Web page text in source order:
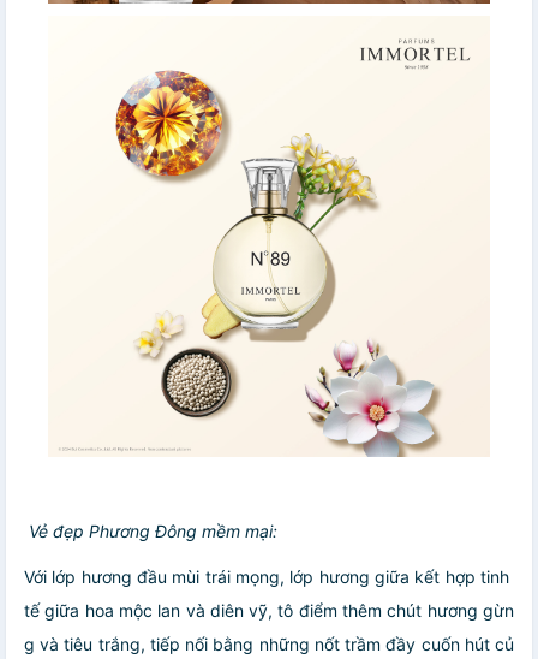
Vẻ đẹp Phương Đông mềm mại:
Với lớp hương đầu mùi trái mọng, lớp hương giữa kết hợp tinh
tế giữa hoa mộc lan và diên vỹ, tô điểm thêm chút hương gừn
g và tiêu trắng, tiếp nối bằng những nốt trầm đầy cuốn hút củ